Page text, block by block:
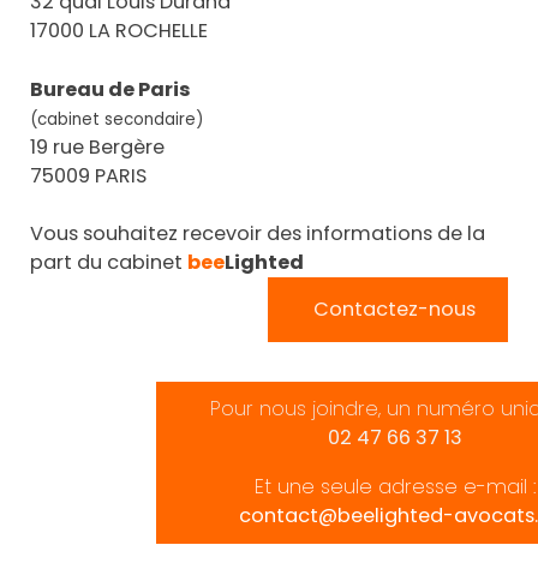
17000 LA ROCHELLE
Bureau de Paris
(cabinet secondaire)
19 rue Bergère
75009 PARIS
Vous souhaitez recevoir des informations de la
part du cabinet beeLighted
Contactez-nous
Pour nous joindre, un numéro
02 47 66 37 13
Et une seule adresse e-mail :
contact@beelighted-